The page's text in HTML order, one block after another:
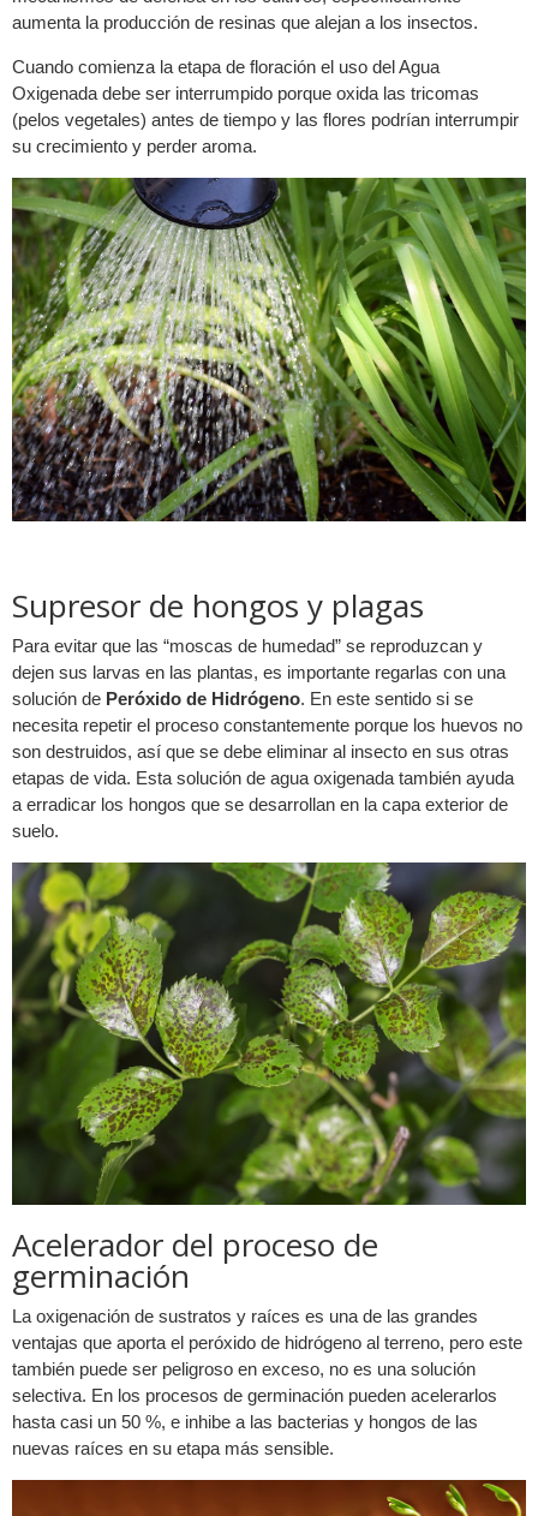
aumenta la producción de resinas que alejan a los insectos.
Cuando comienza la etapa de floración el uso del Agua
Oxigenada debe ser interrumpido porque oxida las tricomas
(pelos vegetales) antes de tiempo y las flores podrían interrumpir
su crecimiento y perder aroma.
Supresor de hongos y plagas
Para evitar que las “moscas de humedad” se reproduzcan y
dejen sus larvas en las plantas, es importante regarlas con una
solución de Peróxido de Hidrógeno. En este sentido si se
necesita repetir el proceso constantemente porque los huevos no
son destruidos, así que se debe eliminar al insecto en sus otras
etapas de vida. Esta solución de agua oxigenada también ayuda
a erradicar los hongos que se desarrollan en la capa exterior de
suelo.
Acelerador del proceso de
germinación
La oxigenación de sustratos y raíces es una de las grandes
ventajas que aporta el peróxido de hidrógeno al terreno, pero este
también puede ser peligroso en exceso, no es una solución
selectiva. En los procesos de germinación pueden acelerarlos
hasta casi un 50 %, e inhibe a las bacterias y hongos de las
nuevas raíces en su etapa más sensible.